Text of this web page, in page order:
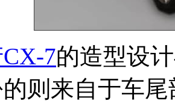
7的造型设
则来自于车